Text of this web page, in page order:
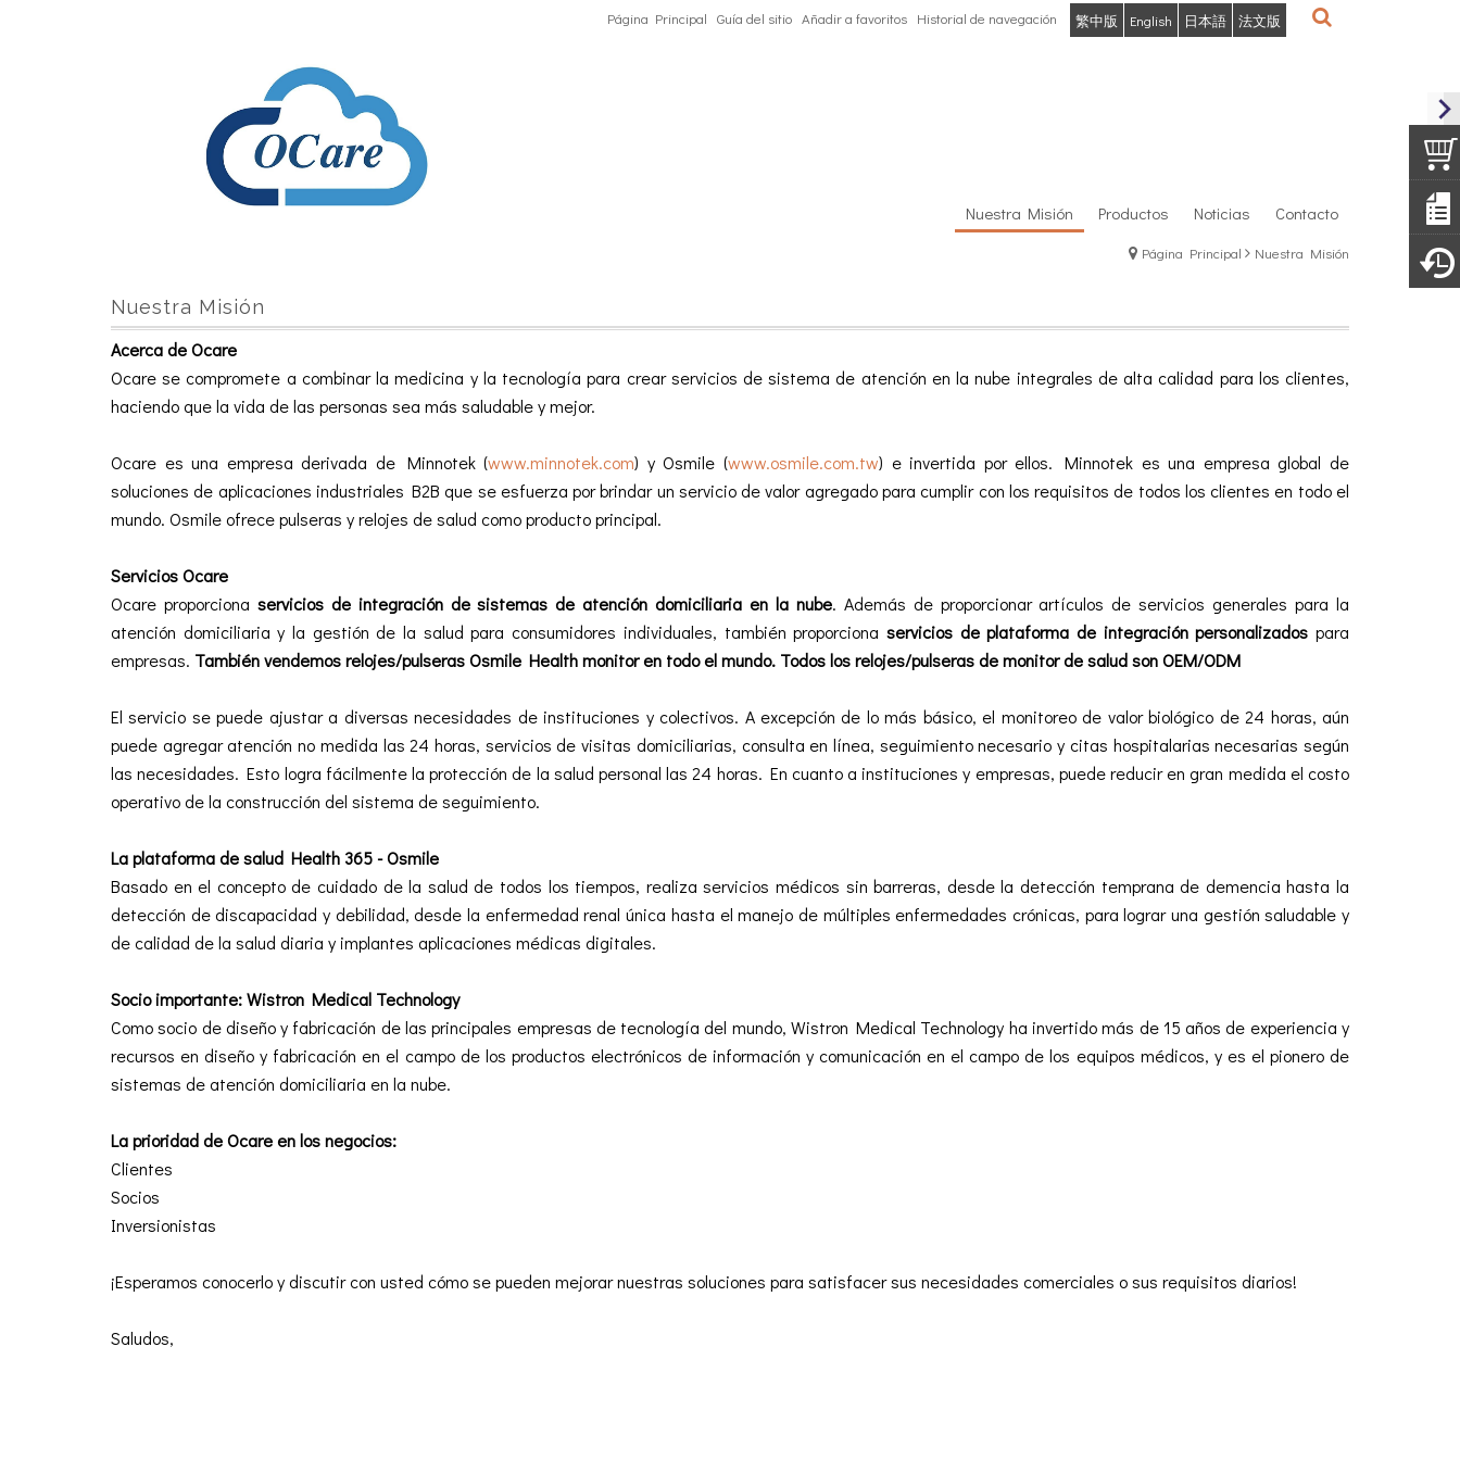
Página Principal Guía del sitio Añadir a favoritos 繁中版 English 日本語 法文版
Historial de navegación
Nuestra Misión Productos Noticias Contacto
Página Principal Nuestra Misión
Nuestra Misión
Acerca de Ocare
Ocare se compromete a combinar la medicina y la tecnología para crear servicios de sistema de atención en la nube integrales de alta calidad para los clientes,
haciendo que la vida de las personas sea más saludable y mejor.
Ocare es una empresa derivada de Minnotek (www.minnotek.com) y Osmile (www.osmile.com.tw) e invertida por ellos. Minnotek es una empresa global de
soluciones de aplicaciones industriales B2B que se esfuerza por brindar un servicio de valor agregado para cumplir con los requisitos de todos los clientes en todo el
mundo. Osmile ofrece pulseras y relojes de salud como producto principal.
Servicios Ocare
Ocare proporciona servicios de integración de sistemas de atención domiciliaria en la nube. Además de proporcionar artículos de servicios generales para la
atención domiciliaria y la gestión de la salud para consumidores individuales, también proporciona servicios de plataforma de integración personalizados para
empresas. También vendemos relojes/pulseras Osmile Health monitor en todo el mundo. Todos los relojes/pulseras de monitor de salud son OEM/ODM
El servicio se puede ajustar a diversas necesidades de instituciones y colectivos. A excepción de lo más básico, el monitoreo de valor biológico de 24 horas, aún
puede agregar atención no medida las 24 horas, servicios de visitas domiciliarias, consulta en línea, seguimiento necesario y citas hospitalarias necesarias según
las necesidades. Esto logra fácilmente la protección de la salud personal las 24 horas. En cuanto a instituciones y empresas, puede reducir en gran medida el costo
operativo de la construcción del sistema de seguimiento.
La plataforma de salud Health 365 - Osmile
Basado en el concepto de cuidado de la salud de todos los tiempos, realiza servicios médicos sin barreras, desde la detección temprana de demencia hasta la
detección de discapacidad y debilidad, desde la enfermedad renal única hasta el manejo de múltiples enfermedades crónicas, para lograr una gestión saludable y
de calidad de la salud diaria y implantes aplicaciones médicas digitales.
Socio importante: Wistron Medical Technology
Como socio de diseño y fabricación de las principales empresas de tecnología del mundo, Wistron Medical Technology ha invertido más de 15 años de experiencia y
recursos en diseño y fabricación en el campo de los productos electrónicos de información y comunicación en el campo de los equipos médicos, y es el pionero de
sistemas de atención domiciliaria en la nube.
La prioridad de Ocare en los negocios:
Clientes
Socios
Inversionistas
¡Esperamos conocerlo y discutir con usted cómo se pueden mejorar nuestras soluciones para satisfacer sus necesidades comerciales o sus requisitos diarios!
Saludos,